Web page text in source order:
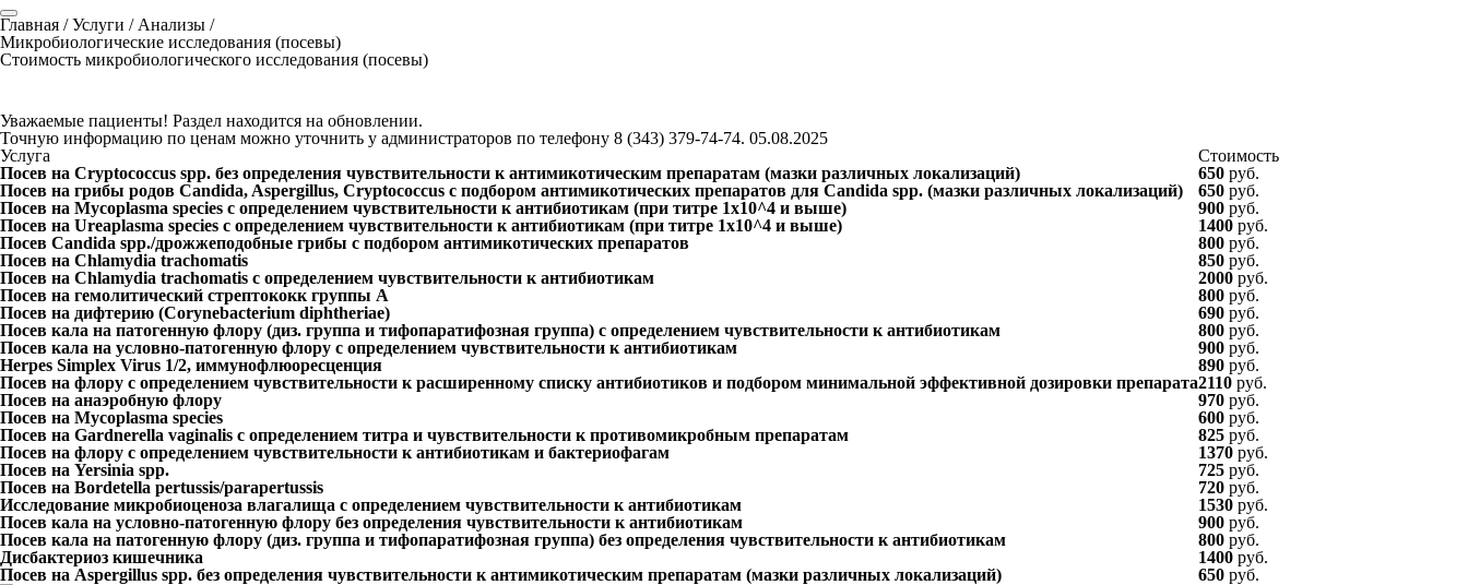
Главная /Услуги / Анализы /
Микробиологические исследования (посевы)
Стоимость микробиологического исследования (посевы)
Уважаемые пациенты! Раздел находится на обновлении.
Точную информацию по ценам можно уточнить у администраторов по телефону 8 (343) 379-74-74. 05.08.2025
Услуга
Стоимость
Посев на Cryptococcus spp. без определения чувствительности к антимикотическим препаратам (мазки различных локализаций)
650 руб.
Посев на грибы родов Candida, Aspergillus, Cryptococcus с подбором антимикотических препаратов для Candida spp. (мазки различных локализаций)
650 руб.
Посев на Mycoplasma species с определением чувствительности к антибиотикам (при титре 1х10^4 и выше)
900 руб.
Посев на Ureaplasma species с определением чувствительности к антибиотикам (при титре 1х10^4 и выше)
1400 руб.
Посев Candida spp./дрожжеподобные грибы с подбором антимикотических препаратов
800 руб.
Посев на Chlamydia trachomatis
850 руб.
Посев на Chlamydia trachomatis с определением чувствительности к антибиотикам
2000 руб.
Посев на гемолитический стрептококк группы А
800 руб.
Посев на дифтерию (Corynebacterium diphtheriae)
690 руб.
Посев кала на патогенную флору (диз. группа и тифопаратифозная группа) с определением чувствительности к антибиотикам
800 руб.
Посев кала на условно-патогенную флору с определением чувствительности к антибиотикам
900 руб.
Herpes Simplex Virus 1/2, иммунофлюоресценция
890 руб.
Посев на флору с определением чувствительности к расширенному списку антибиотиков и подбором минимальной эффективной дозировки препарата2110 руб.
Посев на анаэробную флору
970 руб.
Посев на Mycoplasma species
600 руб.
Посев на Gardnerella vaginalis с определением титра и чувствительности к противомикробным препаратам
825 руб.
Посев на флору с определением чувствительности к антибиотикам и бактериофагам
1370 руб.
Посев на Yersinia spp.
725 руб.
Посев на Bordetella pertussis/parapertussis
720 руб.
Исследование микробиоценоза влагалища с определением чувствительности к антибиотикам
1530 руб.
Посев кала на условно-патогенную флору без определения чувствительности к антибиотикам
900 руб.
Посев кала на патогенную флору (диз. группа и тифопаратифозная группа) без определения чувствительности к антибиотикам
800 руб.
Дисбактериоз кишечника
1400 руб.
Посев на Aspergillus spp. без определения чувствительности к антимикотическим препаратам (мазки различных локализаций)
650 руб.